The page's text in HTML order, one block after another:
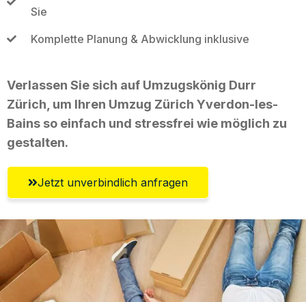
Sie
Komplette Planung & Abwicklung inklusive
Verlassen Sie sich auf Umzugskönig Durr
Zürich, um Ihren Umzug Zürich Yverdon-les-
Bains so einfach und stressfrei wie möglich zu
gestalten.
Jetzt unverbindlich anfragen